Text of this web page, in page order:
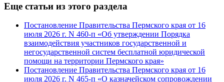
Еще статьи из этого раздела
Постановление Правительства Пермского края от 16
июля 2026 г. N 460-п «Об утверждении Порядка
взаимодействия участников государственной и
негосударственной систем бесплатной юридической
помощи на территории Пермского края»
Постановление Правительства Пермского края от 16
июля 2026 г. N 465-п «О казначейском сопровождении